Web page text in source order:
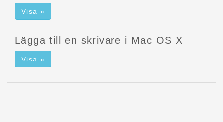
Visa »
Lägga till en skrivare i Mac OS X
Visa »